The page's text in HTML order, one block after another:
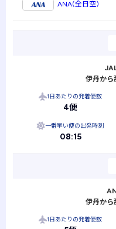
ANA(全日空)
伊丹から
1日あたりの発着便数
4便
一番早い便の出発時刻
08:15
伊丹から
1日あたりの発着便数